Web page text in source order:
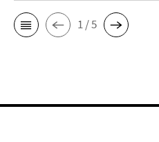
1 / 5